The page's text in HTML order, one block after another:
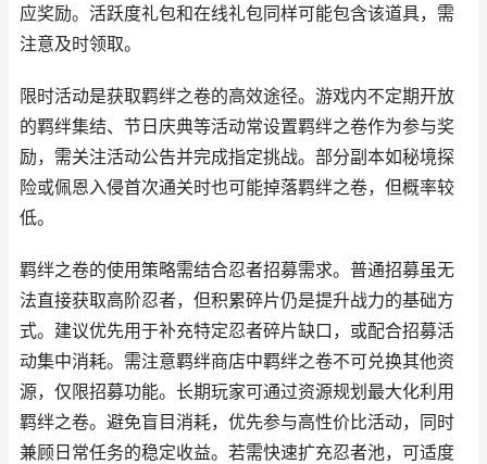
应奖励。活跃度礼包和在线礼包同样可能包含该道具，需
注意及时领取。
限时活动是获取羁绊之卷的高效途径。游戏内不定期开放
的羁绊集结、节日庆典等活动常设置羁绊之卷作为参与奖
励，需关注活动公告并完成指定挑战。部分副本如秘境探
险或佩恩入侵首次通关时也可能掉落羁绊之卷，但概率较
低。
羁绊之卷的使用策略需结合忍者招募需求。普通招募虽无
法直接获取高阶忍者，但积累碎片仍是提升战力的基础方
式。建议优先用于补充特定忍者碎片缺口，或配合招募活
动集中消耗。需注意羁绊商店中羁绊之卷不可兑换其他资
源，仅限招募功能。长期玩家可通过资源规划最大化利用
羁绊之卷。避免盲目消耗，优先参与高性价比活动，同时
兼顾日常任务的稳定收益。若需快速扩充忍者池，可适度